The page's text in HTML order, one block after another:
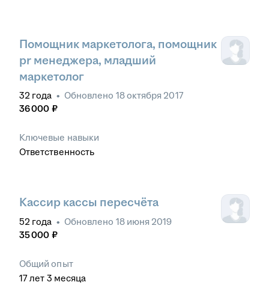
Помощник маркетолога, помощник
pr менеджера, младший
маркетолог
32 года • Обновлено 18 октября 2017
36 000 ₽
Ключевые навыки
Ответственность
Кассир кассы пересчёта
52 года • Обновлено 18 июня 2019
35 000 ₽
Общий опыт
17лет 3 месяца